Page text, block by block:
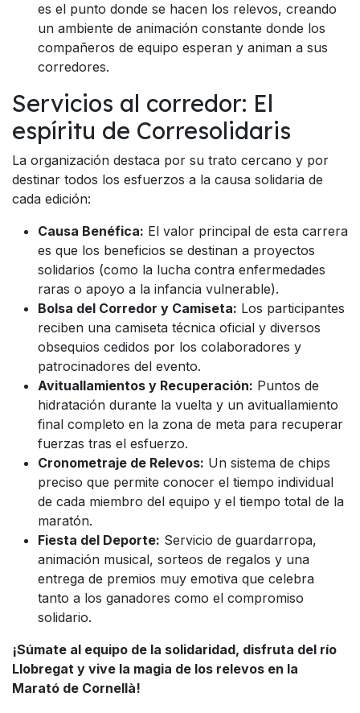
es el punto donde se hacen los relevos, creando
un ambiente de animación constante donde los
compañeros de equipo esperan y animan a sus
corredores.
Servicios al corredor: El
espíritu de Corresolidaris
La organización destaca por su trato cercano y por
destinar todos los esfuerzos a la causa solidaria de
cada edición:
Causa Benéfica: El valor principal de esta carrera
es que los beneficios se destinan a proyectos
solidarios (como la lucha contra enfermedades
raras o apoyo a la infancia vulnerable).
Bolsa del Corredor y Camiseta: Los participantes
reciben una camiseta técnica oficial y diversos
obsequios cedidos por los colaboradores y
patrocinadores del evento.
Avituallamientos y Recuperación: Puntos de
hidratación durante la vuelta y un avituallamiento
final completo en la zona de meta para recuperar
fuerzas tras el esfuerzo.
Cronometraje de Relevos: Un sistema de chips
preciso que permite conocer el tiempo individual
de cada miembro del equipo y el tiempo total de la
maratón.
Fiesta del Deporte: Servicio de guardarropa,
animación musical, sorteos de regalos y una
entrega de premios muy emotiva que celebra
tanto a los ganadores como el compromiso
solidario.
¡Súmate al equipo de la solidaridad, disfruta del río
Llobregat y vive la magia de los relevos en la
Marató de Cornellà!